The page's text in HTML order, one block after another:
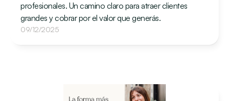
profesionales. Un camino claro para atraer clientes
grandes y cobrar por el valor que generás.
09/12/2025